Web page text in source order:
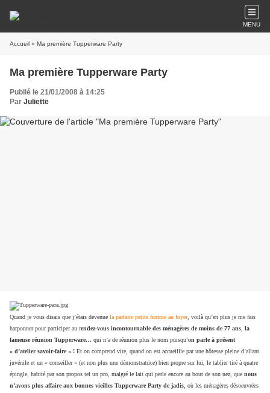
MENU
Accueil » Ma première Tupperware Party
Ma première Tupperware Party
Publié le 21/01/2008 à 14:25
Par Juliette
Quand je vous disais que j’étais devenue la parfaite petite femme au foyer, voilà qu’en plus je me fais
harponner pour participer au rendez-vous incontournable des ménagères de moins de 77 ans la
fameuse réunion Tupperware… qui n’a de réunion plus le nom puisqu’on parle à présent
« d’atelier savoir-faire » ! Et on comprend vite, quand on est accueillie par une hôtesse pleine d’allant
juvénile et un « conseiller » (et non plus une démonstratrice) bien propre sur lui, le tablier tiré à quatre
épingle, habité par son propos tel un pro, malgré le lait qui perle encore au bout de son nez, que nous
n’avons plus affaire aux bonnes vieilles Tupperware Party de jadis , où les ménagères désoeuvrées